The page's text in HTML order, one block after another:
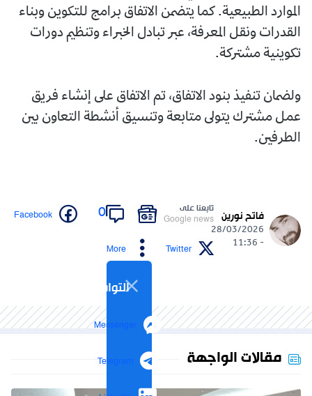
الموارد الطبيعية. كما يتضمن الاتفاق برامج للتكوين وبناء
القدرات ونقل المعرفة، عبر تبادل الخبراء وتنظيم دورات
تكوينية مشتركة.
ولضمان تنفيذ بنود الاتفاق، تم الاتفاق على إنشاء فريق
عمل مشترك يتولى متابعة وتنسيق أنشطة التعاون بين
الطرفين.
فاتح نورين
28/03/2026
- 11:36
تابعنا على
Google news
0
Facebook
Twitter
More
التواصل الاجتماعي
Messenger
Telegram مقالات الواجهة